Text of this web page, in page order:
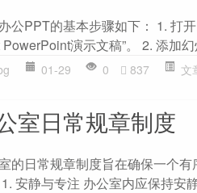
公PPT的基本步骤如下： 1. 打
演示文稿”。 2. 添加
01-29 0 837 文
室日常规章制度
的日常规章制度旨在确保一个
安静与专注 办公室内应保持安